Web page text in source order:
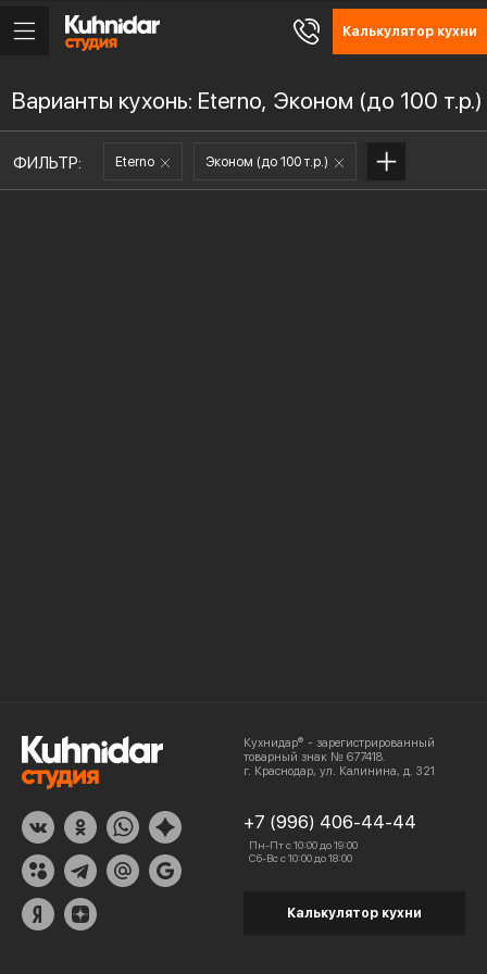
Калькулятор кухни
Варианты кухонь: Eterno, Эконом (до 100 т.р.)
ФИЛЬТР: Eterno Эконом (до 100 т.р.)
Кухнидар® - зарегистрированный
товарный знак № 677418.
г. Краснодар, ул. Калинина, д. 321
+7 (996) 406-44-44
Пн-Пт с 10:00 до 19:00
Сб-Вс с 10:00 до 18:00
Калькулятор кухни